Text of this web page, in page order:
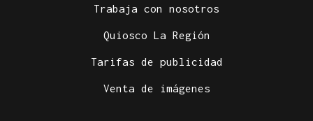
Trabaja con nosotros
Quiosco La Región
Tarifas de publicidad
Venta de imágenes